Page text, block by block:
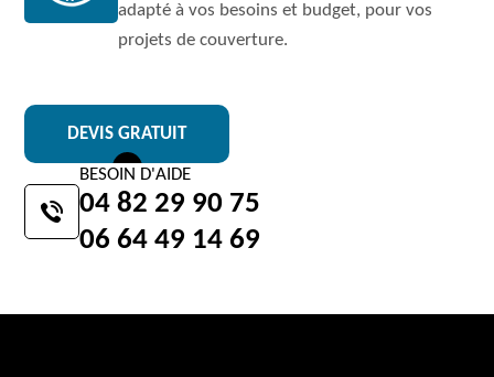
adapté à vos besoins et budget, pour vos
projets de couverture.
DEVIS GRATUIT
BESOIN D'AIDE
04 82 29 90 75
06 64 49 14 69